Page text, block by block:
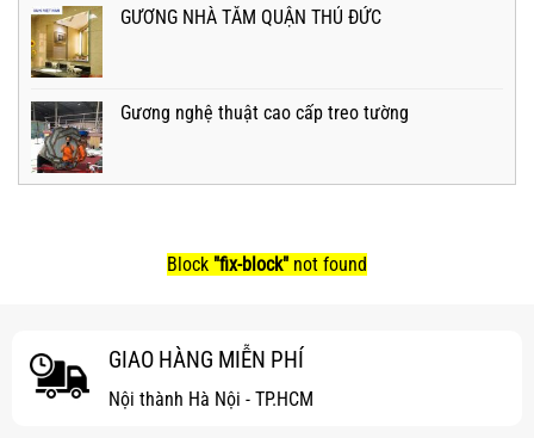
GƯƠNG NHÀ TẮM QUẬN THỦ ĐỨC
Gương nghệ thuật cao cấp treo tường
Block "fix-block" not found
GIAO HÀNG MIỄN PHÍ
Nội thành Hà Nội - TP.HCM